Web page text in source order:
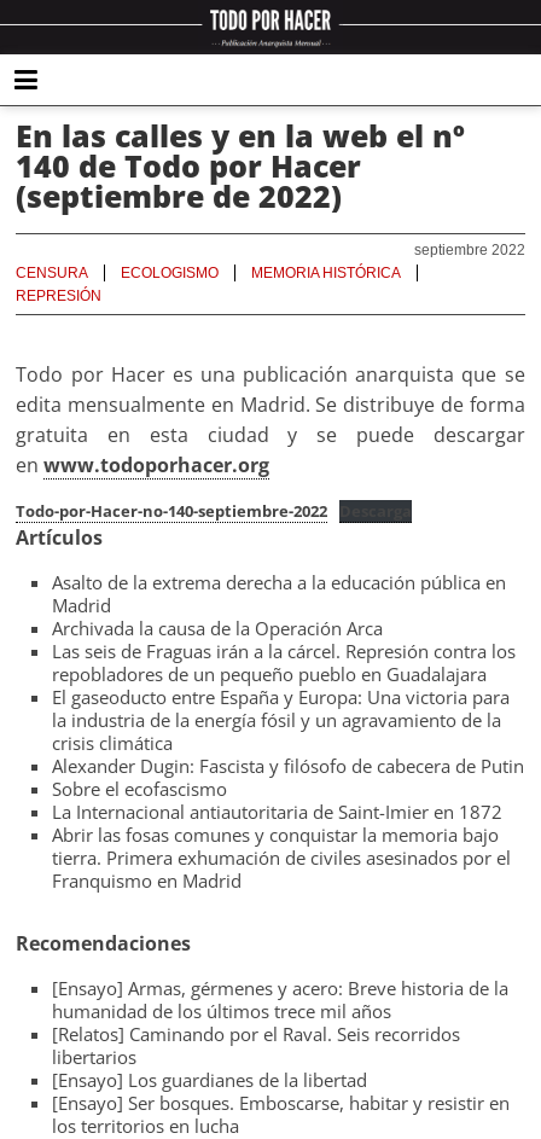
En las calles y en la web el nº
140 de Todo por Hacer
(septiembre de 2022)
septiembre 2022
CENSURA
ECOLOGISMO
MEMORIA HISTÓRICA
REPRESIÓN
Todo por Hacer es una publicación anarquista que se
edita mensualmente en Madrid. Se distribuye de forma
gratuita en esta ciudad y se puede descargar
enwww.todoporhacer.org
Todo-por-Hacer-no-140-septiembre-2022
Artículos
Asalto de la extrema derecha a la educación pública en
Madrid
Archivada la causa de la Operación Arca
Las seis de Fraguas irán a la cárcel. Represión contra los
repobladores de un pequeño pueblo en Guadalajara
El gaseoducto entre España y Europa: Una victoria para
la industria de la energía fósil y un agravamiento de la
crisis climática
Alexander Dugin: Fascista y filósofo de cabecera de Putin
Sobre el ecofascismo
La Internacional antiautoritaria de Saint-Imier en 1872
Abrir las fosas comunes y conquistar la memoria bajo
tierra. Primera exhumación de civiles asesinados por el
Franquismo en Madrid
Recomendaciones
[Ensayo] Armas, gérmenes y acero: Breve historia de la
humanidad de los últimos trece mil años
[Relatos] Caminando por el Raval. Seis recorridos
libertarios
[Ensayo] Los guardianes de la libertad
[Ensayo] Ser bosques. Emboscarse, habitar y resistir en
los territorios en lucha